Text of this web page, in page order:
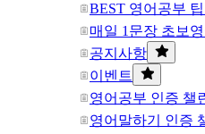
BEST 영어공부
매일 1문장 초보
공지사항
이벤트
영어공부 인증 챌
영어말하기 인증